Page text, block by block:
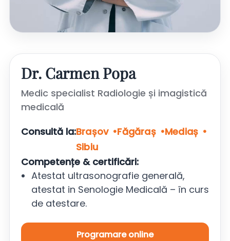
Dr. Carmen Popa
Medic specialist Radiologie și imagistică
medicală
Consultă la:Brașov Făgăraș
Mediaș
Sibiu
Competențe & certificări:
Atestat ultrasonografie generală,
atestat in Senologie Medicală – ȋn curs
de atestare.
Programare online